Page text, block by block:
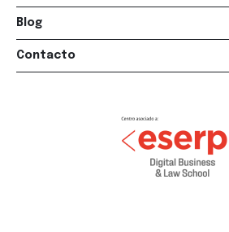
Blog
Contacto